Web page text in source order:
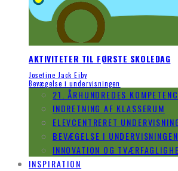
AKTIVITETER TIL FØRSTE SKOLEDAG
Josefine Jack Eiby
Bevægelse i undervisningen
21. ÅRHUNDREDES
INDRETNING AF KLASSERUM
ELEVCENTRERET
BEVÆGELSE I UNDERVISNINGEN
INNOVATION OG
INSPIRATION